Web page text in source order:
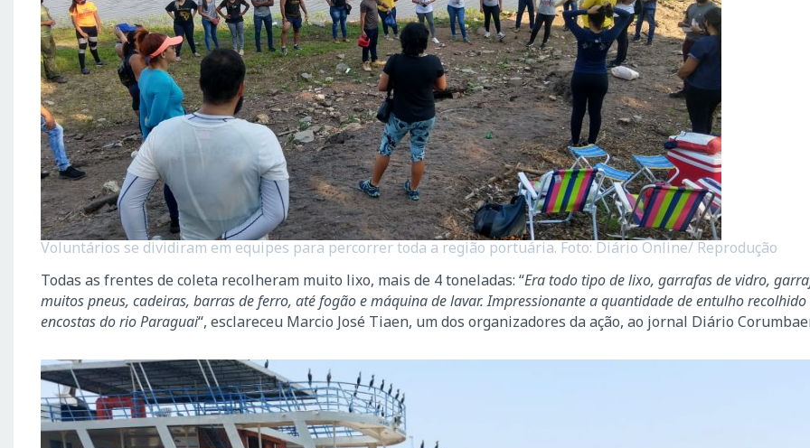
Voluntários se dividiram em equipes para percorrer toda a região portuária. Foto: Diário Online/ Reprodução
Todas as frentes de coleta recolheram muito lixo, mais de 4 toneladas: “Era todo tipo de lixo, garrafas de vidro,
muitos pneus, cadeiras, barras de ferro, até fogão e máquina de lavar. Impressionante a quantidade de entulho recolhido
encostas do rio Paraguai“, esclareceu Marcio José Tiaen, um dos organizadores da ação, ao jornal Diário